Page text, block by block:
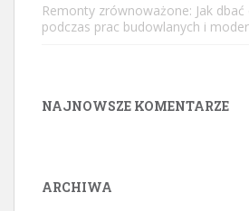
Remonty zrównoważone: Jak
podczas prac budowlanych i
NAJNOWSZE KOMENTARZE
ARCHIWA